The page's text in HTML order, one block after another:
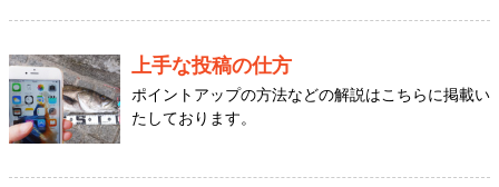
上手な投稿の仕方
ポイントアップの方法などの解説はこちらに掲載い
たしております。